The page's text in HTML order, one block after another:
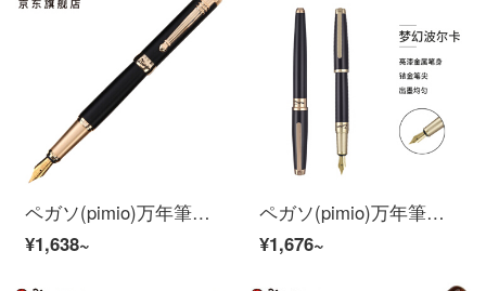
ペガソ(pimio)万年筆サインペン男性女性ビジネスオフィス大人がインクを書くテイラーシリーズ951ブラック
¥1,638~
ペガソ(pimio)万年筆サインペン男性女性ビジネスオフィスプレゼント0.5 mmインクカートリッジ夢のポルカシリーズ918純金クリップ
¥1,676~